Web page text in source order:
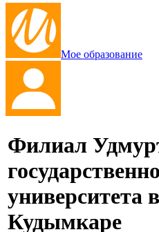
Мое образование
Филиал
университета
Кудымкаре